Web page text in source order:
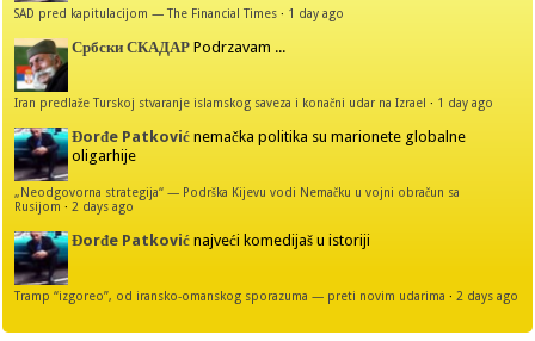
SAD pred kapitulacijom — The Financial Times · 1 day ago
Србски СКАДАР Podrzavam ...
Iran predlaže Turskoj stvaranje islamskog saveza i konačni udar na Izrael · 1 day ago
Đorđe Patković nemačka politika su marionete globalne
oligarhije
„Neodgovorna strategija“ — Podrška Kijevu vodi Nemačku u vojni obračun sa
Rusijom · 2 days ago
Đorđe Patković najveći komedijaš u istoriji
Tramp “izgoreo”, od iransko-omanskog sporazuma — preti novim udarima · 2 days ago